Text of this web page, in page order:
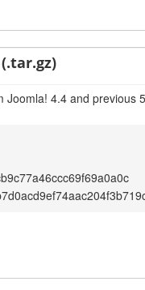
4.4 and previous